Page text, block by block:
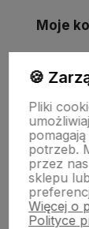
Moje
🍪
Pliki
potrzeb.
przez
sklepu
Więcej o
Polityce